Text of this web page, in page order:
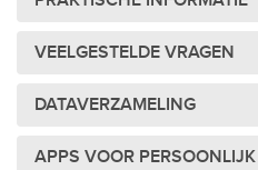
VEELGESTELDE VRAGEN
DATAVERZAMELING
APPS VOOR